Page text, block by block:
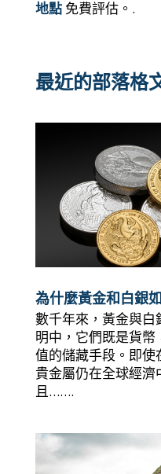
地點免費評估。.
最近的部落格
為什麼黃金和白銀
數千年來，黃金與
明中，它們既是貨
值的儲藏手段。即
貴金屬仍在全球經
且…….